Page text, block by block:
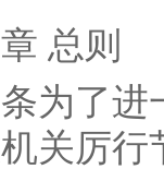
总则
了进一
关厉行